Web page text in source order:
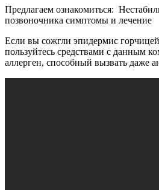
Предлагаем ознакомиться:
позвоночника симптомы и лечение
Если вы сожгли эпидермис
пользуйтесь средствами с данным
аллерген, способный вызвать даже